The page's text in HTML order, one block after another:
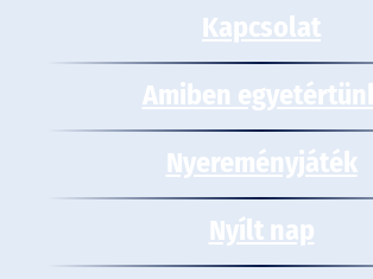
Kapcsolat
Amiben
Nyereményjáték
Nyílt nap